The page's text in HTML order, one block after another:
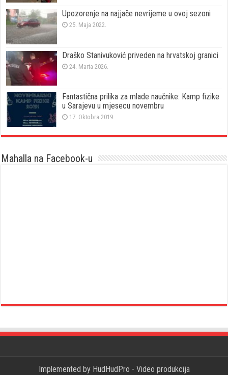
Upozorenje na najjače nevrijeme u ovoj sezoni
25. Maja 2022.
Draško Stanivuković priveden na hrvatskoj granici
24. Marta 2026.
Fantastična prilika za mlade naučnike: Kamp fizike
u Sarajevu u mjesecu novembru
17. Oktobra 2019.
Mahalla na Facebook-u
Implemented by HudHudPro - Video produkcija